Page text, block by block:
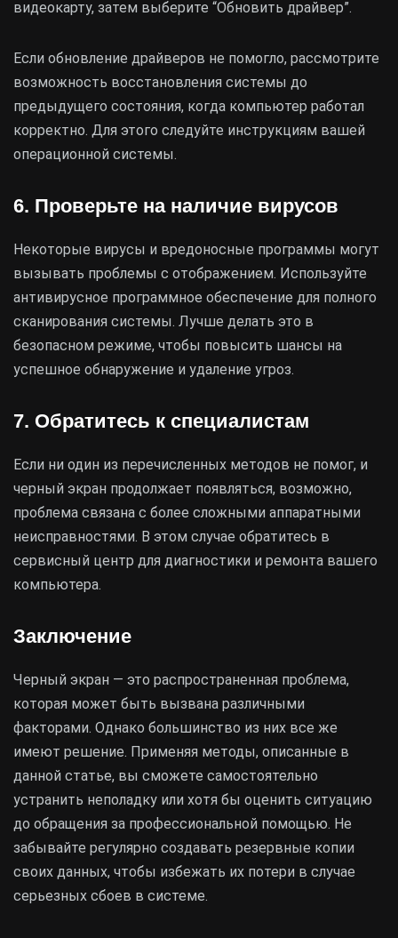
видеокарту, затем выберите “Обновить драйвер”.
Если обновление драйверов не помогло, рассмотрите
возможность восстановления системы до
предыдущего состояния, когда компьютер работал
корректно. Для этого следуйте инструкциям вашей
операционной системы.
6. Проверьте на наличие вирусов
Некоторые вирусы и вредоносные программы могут
вызывать проблемы с отображением. Используйте
антивирусное программное обеспечение для полного
сканирования системы. Лучше делать это в
безопасном режиме, чтобы повысить шансы на
успешное обнаружение и удаление угроз.
7. Обратитесь к специалистам
Если ни один из перечисленных методов не помог, и
черный экран продолжает появляться, возможно,
проблема связана с более сложными аппаратными
неисправностями. В этом случае обратитесь в
сервисный центр для диагностики и ремонта вашего
компьютера.
Заключение
Черный экран — это распространенная проблема,
которая может быть вызвана различными
факторами. Однако большинство из них все же
имеют решение. Применяя методы, описанные в
данной статье, вы сможете самостоятельно
устранить неполадку или хотя бы оценить ситуацию
до обращения за профессиональной помощью. Не
забывайте регулярно создавать резервные копии
своих данных, чтобы избежать их потери в случае
серьезных сбоев в системе.